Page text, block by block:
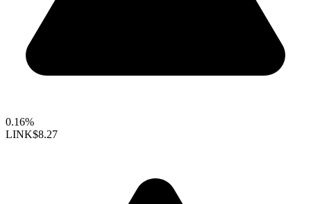
0.16%
LINK$8.27